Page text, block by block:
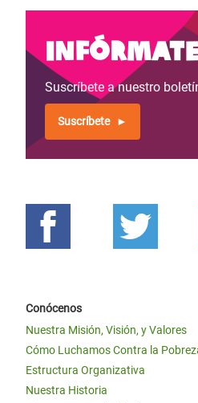
Suscríbete a nuestro
Suscríbete
Conócenos
Nuestra Misión, Visión, y Valores
Cómo Luchamos Contra la
Estructura Organizativa
Nuestra Historia